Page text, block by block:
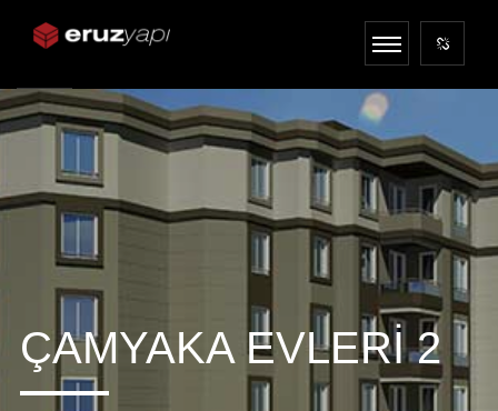
ÇAMYAKA EVLERI 2